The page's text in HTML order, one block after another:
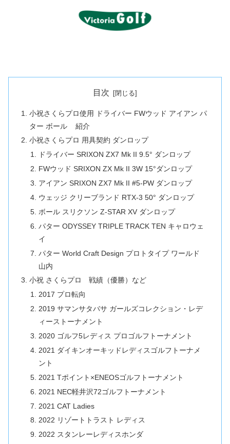
目次
小祝さくらプロ使用 ドライバー FWウッド アイアン パ
ター ボール 紹介
小祝さくらプロ 用具契約 ダンロップ
ドライバー SRIXON ZX7 Mk II 9.5° ダンロップ
FWウッド SRIXON ZX Mk II 3W 15°ダンロップ
アイアン SRIXON ZX7 Mk II #5-PW ダンロップ
ウェッジ クリーブランド RTX-3 50° ダンロップ
ボール スリクソン Z-STAR XV ダンロップ
パター ODYSSEY TRIPLE TRACK TEN キャロウェ
イ
パター World Craft Design プロトタイプ ワールド
山内
小祝 さくらプロ 戦績（優勝）など
2017 プロ転向
2019 サマンサタバサ ガールズコレクション・レデ
ィーストーナメント
2020 ゴルフ5レディス プロゴルフトーナメント
2021 ダイキンオーキッドレディスゴルフトーナメ
ント
2021 Tポイント×ENEOSゴルフトーナメント
2021 NEC軽井沢72ゴルフトーナメント
2021 CAT Ladies
2022 リゾートトラスト レディス
2022 スタンレーレディスホンダ